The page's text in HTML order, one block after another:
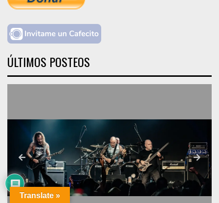
ÚLTIMOS POSTEOS
Translate »